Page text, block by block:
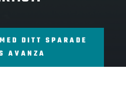
DITT SPARADE
AVANZA